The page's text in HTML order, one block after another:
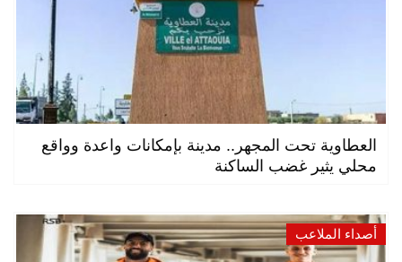
العطاوية تحت المجهر.. مدينة بإمكانات واعدة وواقع
محلي يثير غضب الساكنة
أصداء الملاعب